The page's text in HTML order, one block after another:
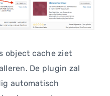
object cache ziet
De plugin zal
automatisch